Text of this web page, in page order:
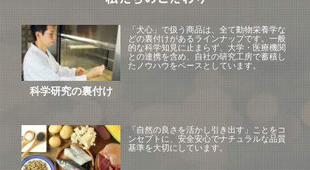
科学研究の裏付け
「犬心」で扱う商品は、全て動物栄養学な
どの裏付けがあるラインナップです。一般
的な科学知見に止まらず、大学・医療機関
との連携を含め、自社の研究工房で蓄積し
たノウハウをベースとしています。
「自然の良さを活かし引き出す」ことをコ
ンセプトに、安全安心でナチュラルな品質
基準を大切にしています。